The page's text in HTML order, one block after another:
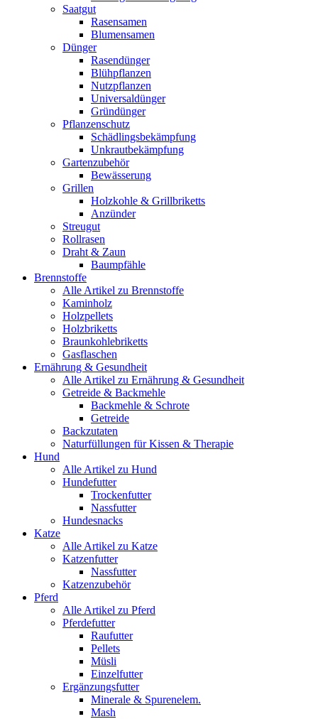
Saatgut
Rasensamen
Blumensamen
Dünger
Rasendünger
Blühpflanzen
Nutzpflanzen
Universaldünger
Gründünger
Pflanzenschutz
Schädlingsbekämpfung
Unkrautbekämpfung
Gartenzubehör
Bewässerung
Grillen
Holzkohle & Grillbriketts
Anzünder
Streugut
Rollrasen
Draht & Zaun
Baumpfähle
Brennstoffe
Alle Artikel zu Brennstoffe
Kaminholz
Holzpellets
Holzbriketts
Braunkohlebriketts
Gasflaschen
Ernährung & Gesundheit
Alle Artikel zu Ernährung & Gesundheit
Getreide & Backmehle
Backmehle & Schrote
Getreide
Backzutaten
Naturfüllungen für Kissen & Therapie
Hund
Alle Artikel zu Hund
Hundefutter
Trockenfutter
Nassfutter
Hundesnacks
Katze
Alle Artikel zu Katze
Katzenfutter
Nassfutter
Katzenzubehör
Pferd
Alle Artikel zu Pferd
Pferdefutter
Raufutter
Pellets
Müsli
Einzelfutter
Ergänzungsfutter
Minerale & Spurenelem.
Mash